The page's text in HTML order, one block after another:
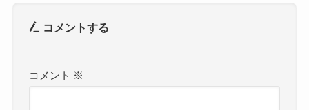
コメントする
コメント ※